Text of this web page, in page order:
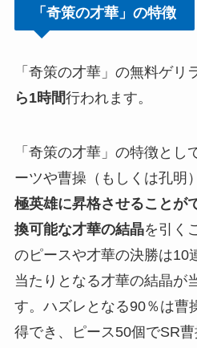
「奇策の才華」の特徴
「奇策の才華」の無料ゲリ
ら1時間行われます。
「奇策の才華」の特徴とし
ーツや曹操（もしくは孔明
極英雄に昇格させることが
換可能な才華の結晶を引く
のピースや才華の決勝は10
当たりとなる才華の結晶が
す。ハズレとなる90％は曹
得でき、ピース50個でSR